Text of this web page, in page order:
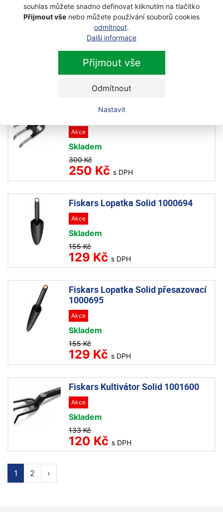
souhlas můžete snadno definovat kliknutím na tlačítko
Přijmout vše nebo můžete používání souborů cookies
odmítnout.
Další informace
Přijmout vše
Odmítnout
Nastavit
Fiskars Lopatka přesazovací
Premium 137210
Skladem
267 Kč
250 Kč s DPH
Fiskars Kultivátor Premium
Akce
Skladem
300 Kč
250 Kč s DPH
Fiskars Lopatka Solid 1000694
Akce
Skladem
155 Kč
129 Kč s DPH
Fiskars Lopatka Solid přesazovací
1000695
Akce
Skladem
155 Kč
129 Kč s DPH
Fiskars Kultivátor Solid 1001600
Akce
Skladem
133 Kč
120 Kč s DPH
1 2 ›